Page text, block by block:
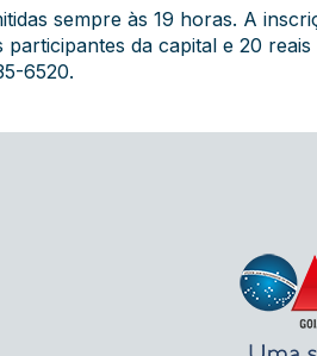
sempre às 19 horas. A
da capital e 20
6520.